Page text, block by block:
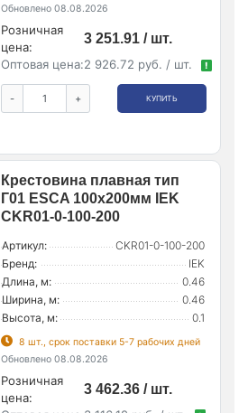
Обновлено 08.08.2026
Розничная
цена:
3 251.91 / шт.
Оптовая цена:2 926.72 руб. / шт. !
- + КУПИТЬ
Крестовина плавная тип
Г01 ESCA 100х200мм IEK
CKR01-0-100-200
Артикул:
CKR01-0-100-200
Бренд:
IEK
Длина, м:
0.46
Ширина, м:
0.46
Высота, м:
0.1
8 шт., срок поставки 5-7 рабочих дней
Обновлено 08.08.2026
Розничная
цена:
3 462.36 / шт.